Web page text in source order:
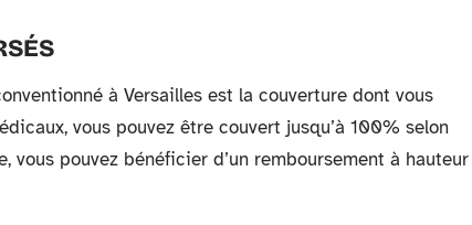
à Versailles est la couverture dont vous
vous pouvez être couvert jusqu’à 100% selon
pouvez bénéficier d’un remboursement à hauteur